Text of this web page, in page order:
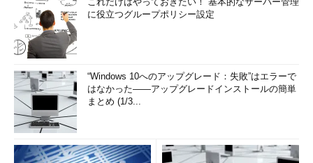
に役立つグループポリシー設定
“Windows 10へのアップグレード：失敗”はエラーで
はなかった――アップグレードインストールの簡単
まとめ (1/3...